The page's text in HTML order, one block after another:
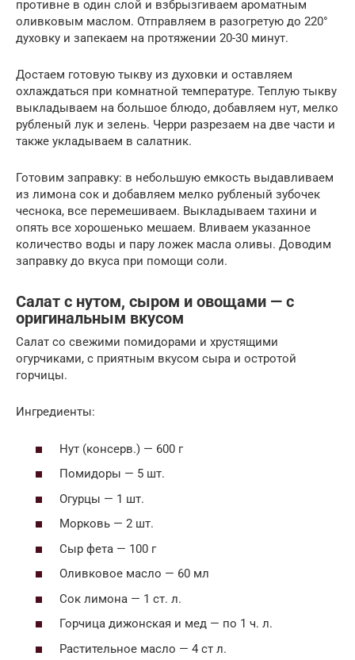
противне в один слой и взбрызгиваем ароматным
оливковым маслом. Отправляем в разогретую до 220°
духовку и запекаем на протяжении 20-30 минут.
Достаем готовую тыкву из духовки и оставляем
охлаждаться при комнатной температуре. Теплую тыкву
выкладываем на большое блюдо, добавляем нут, мелко
рубленый лук и зелень. Черри разрезаем на две части и
также укладываем в салатник.
Готовим заправку: в небольшую емкость выдавливаем
из лимона сок и добавляем мелко рубленый зубочек
чеснока, все перемешиваем. Выкладываем тахини и
опять все хорошенько мешаем. Вливаем указанное
количество воды и пару ложек масла оливы. Доводим
заправку до вкуса при помощи соли.
Салат с нутом, сыром и овощами — с
оригинальным вкусом
Салат со свежими помидорами и хрустящими
огурчиками, с приятным вкусом сыра и остротой
горчицы.
Ингредиенты:
Нут (консерв.) — 600 г
Помидоры — 5 шт.
Огурцы — 1 шт.
Морковь — 2 шт.
Сыр фета — 100 г
Оливковое масло — 60 мл
Сок лимона — 1 ст. л.
Горчица дижонская и мед — по 1 ч. л.
Растительное масло — 4 ст л.